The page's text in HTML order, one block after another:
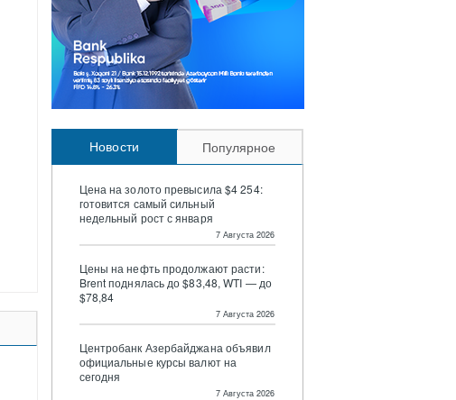
Новости Популярное
Цена на золото превысила $4 254:
готовится самый сильный
недельный рост с января
7 Августа 2026
Цены на нефть продолжают расти:
Brent поднялась до $83,48, WTI — до
$78,84
7 Августа 2026
Центробанк Азербайджана объявил
официальные курсы валют на
сегодня
7 Августа 2026